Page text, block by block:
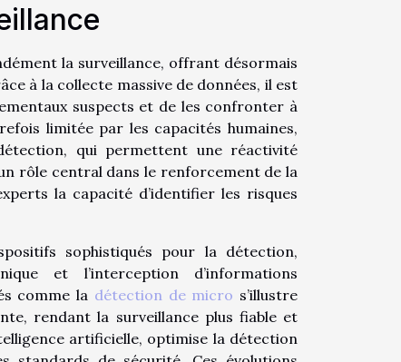
la surveillance, offrant désormais
à la collecte massive de données, il est
suspects et de les confronter à
limitée par les capacités humaines,
qui permettent une réactivité
rôle central dans le renforcement de la
la capacité d’identifier les risques
sophistiqués pour la détection,
et l’interception d’informations
comme la détection de micro s’illustre
rendant la surveillance plus fiable et
artificielle, optimise la détection